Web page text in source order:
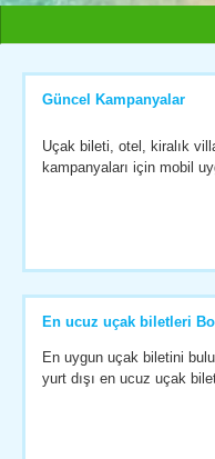
Güncel Kampanyalar
Uçak bileti, otel, kiralık
kampanyaları için mobil
En ucuz uçak biletleri
En uygun uçak biletini
yurt dışı en ucuz uçak